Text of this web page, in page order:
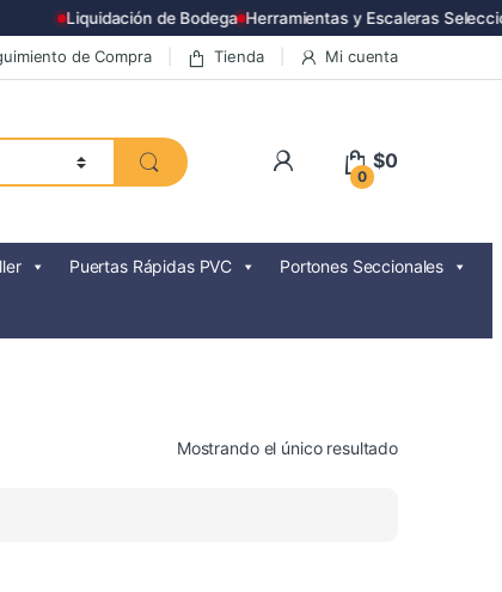
Liquidación de Bodega Herramientas y Escaleras
de Compra Tienda Mi cuenta
0
$0
Puertas Rápidas PVC Portones Seccionales
Mostrando el único resultado